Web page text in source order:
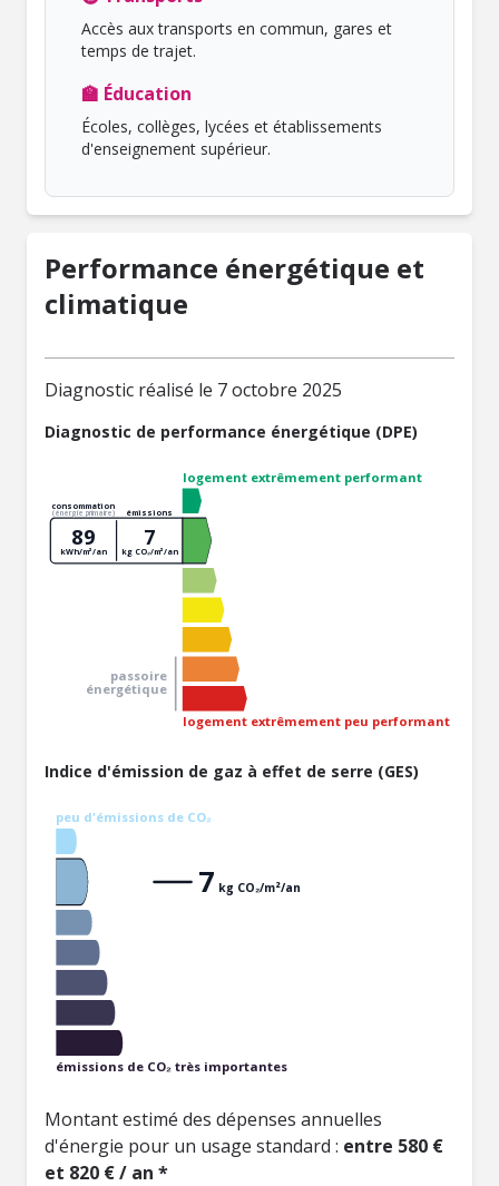
Accès aux transports en commun, gares et
temps de trajet.
🏫 Éducation
Écoles, collèges, lycées et établissements
d'enseignement supérieur.
Performance énergétique et
climatique
Diagnostic réalisé le 7 octobre 2025
Diagnostic de performance énergétique (DPE)
logement extrêmement performant
logement extrêmement peu performant
passoire
énergétique
consommation
(énergie primaire) émissions
89
kWh/m²/an
7
kg CO₂/m²/an
Indice d'émission de gaz à effet de serre (GES)
peu d'émissions de CO₂
émissions de CO₂ très importantes
7 kg CO₂/m²/an
Montant estimé des dépenses annuelles
d'énergie pour un usage standard : entre 580 €
et 820 € / an *